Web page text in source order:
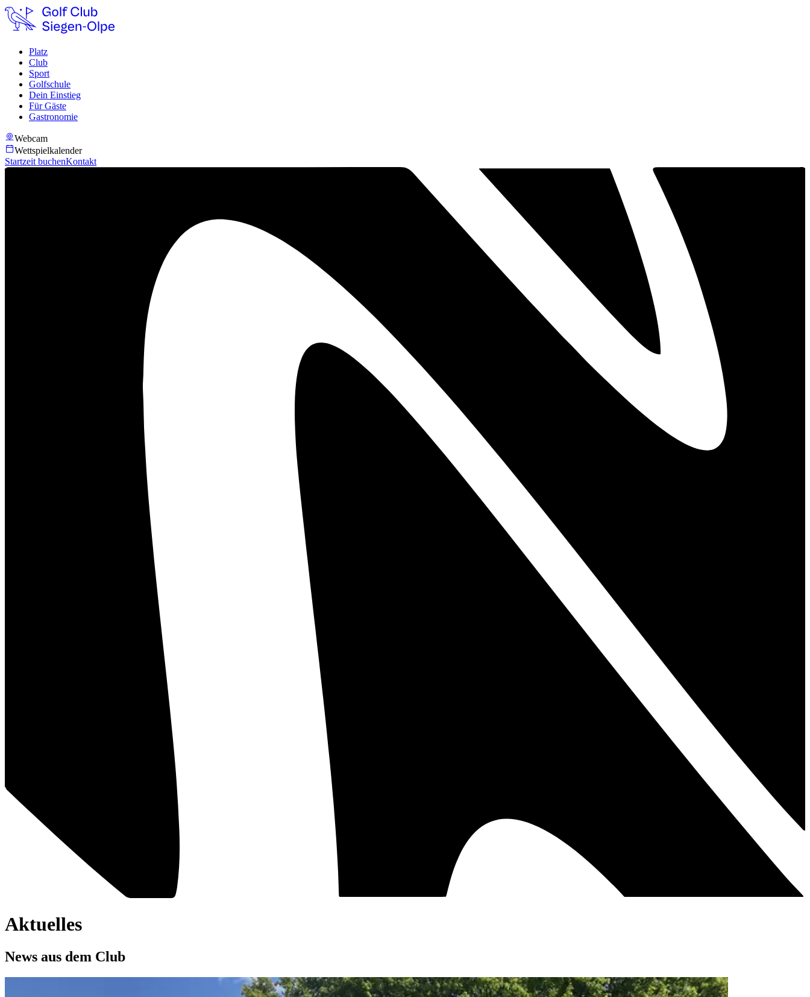
Platz
Club
Sport
Golfschule
Dein Einstieg
Für Gäste
Gastronomie
Webcam
Wettspielkalender
Startzeit buchenKontakt
Aktuelles
News aus dem Club